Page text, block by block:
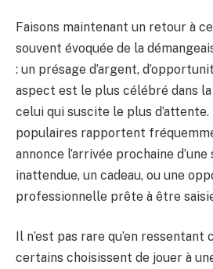
Faisons maintenant un retour à
souvent évoquée de la
: un présage d’argent,
aspect est le plus célébré dans
celui qui suscite le plus
populaires rapportent
annonce l’arrivée prochaine d’une
inattendue, un cadeau, ou une
professionnelle prête à être
Il n’est pas rare qu’en
certains choisissent de jouer à